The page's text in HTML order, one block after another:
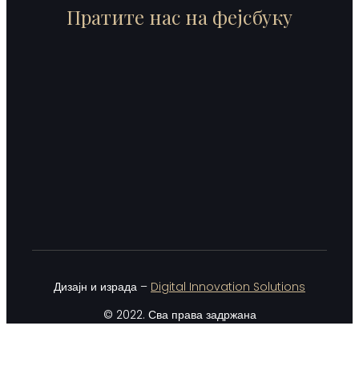
Пратите нас на фејсбуку
Дизајн и израда – Digital Innovation Solutions
© 2022. Сва права задржана